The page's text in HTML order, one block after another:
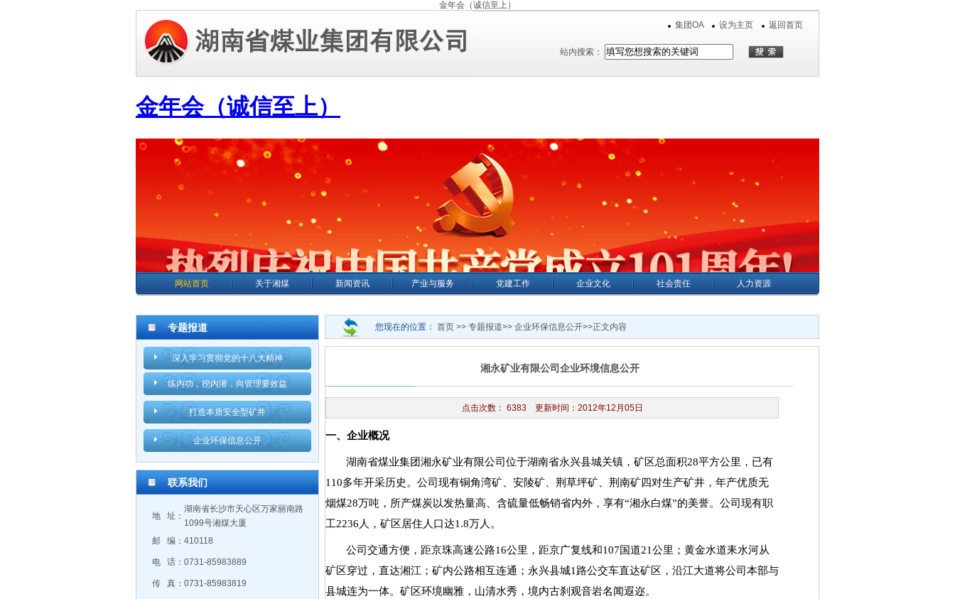
金年会（诚信至上）
集团OA
设为主页 返回首页
站内搜索：
网站首页 关于湘煤 新闻资讯 产业与服务 党建工作 企业文化 社会责任 人力资源
专题报道
深入学习贯彻党的十八大精神
练内功，挖内潜，向管理要效益
打造本质安全型矿井
企业环保信息公开
联系我们
地 址：
湖南省长沙市天心区万家丽南路
1099号湘煤大厦
邮 编： 410118
电 话： 0731-85983889
传 真： 0731-85983819
您现在的位置： 首页 >> 专题报道>> 企业环保信息公开>>正文内容
湘永矿业有限公司企业环境信息公开
点击次数： 6383 更新时间：2012年12月05日
一、企业概况
湖南省煤业集团湘永矿业有限公司位于湖南省永兴县城关镇，矿区总面积28平方公里，已有
110多年开采历史。公司现有铜角湾矿、安陵矿、荆草坪矿、荆南矿四对生产矿井，年产优质无
烟煤28万吨，所产煤炭以发热量高、含硫量低畅销省内外，享有“湘永白煤”的美誉。公司现有职
工2236 人，矿区居住人口达1.8万人。
公司交通方便，距京珠高速公路16公里，距京广复线和107 国道21公里；黄金水道耒水河从
矿区穿过，直达湘江；矿内公路相互连通；永兴县城1 路公交车直达矿区，沿江大道将公司本部与
县城连为一体。矿区环境幽雅，山清水秀，境内古刹观音岩名闻遐迩。